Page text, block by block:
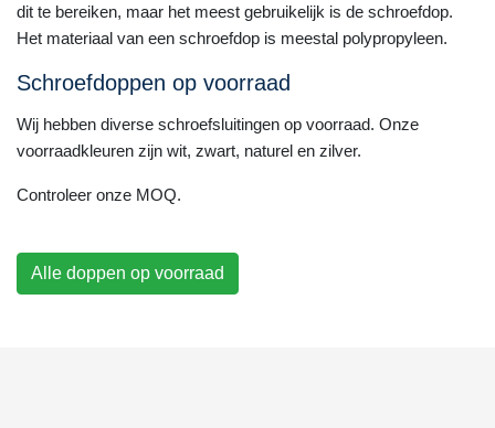
dit te bereiken, maar het meest gebruikelijk is de schroefdop.
Het materiaal van een schroefdop is meestal polypropyleen.
Schroefdoppen op voorraad
Wij hebben diverse schroefsluitingen op voorraad. Onze
voorraadkleuren zijn wit, zwart, naturel en zilver.
Controleer onze MOQ.
Alle doppen op voorraad